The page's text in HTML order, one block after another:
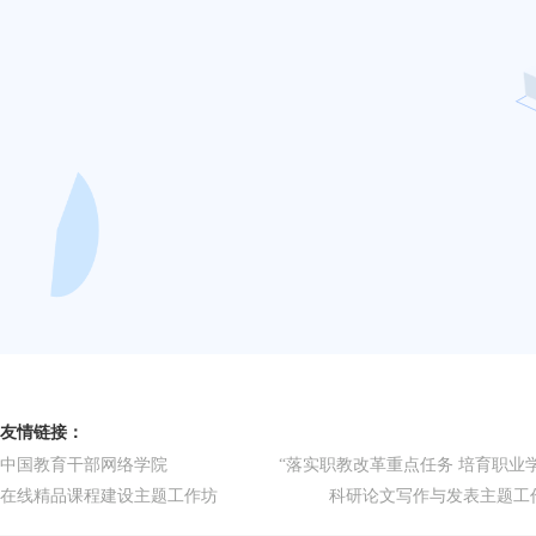
友情链接：
中国教育干部网络学院
“落实职教改革重点任务 培育职业
在线精品课程建设主题工作坊
科研论文写作与发表主题工